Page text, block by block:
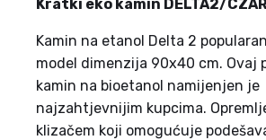
Kratki eko kamin DELTA2/
Kamin na etanol Delta 2
model dimenzija 90x40 cm. Ovaj
kamin na bioetanol namijenjen je
najzahtjevnijim kupcima.
klizačem koji omogućuje